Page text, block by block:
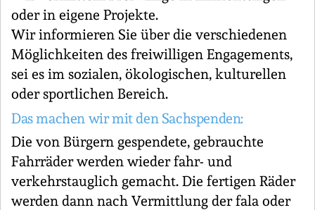
oder in eigene Projekte.
Wir informieren Sie über die verschiedenen
Möglichkeiten des freiwilligen Engagements,
sei es im sozialen, ökologischen, kulturellen
oder sportlichen Bereich.
Das machen wir mit den Sachspenden:
Die von Bürgern gespendete, gebrauchte
Fahrräder werden wieder fahr- und
verkehrstauglich gemacht. Die fertigen Räder
werden dann nach Vermittlung der fala oder